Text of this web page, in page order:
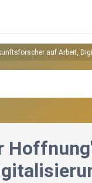
auf Arbeit,